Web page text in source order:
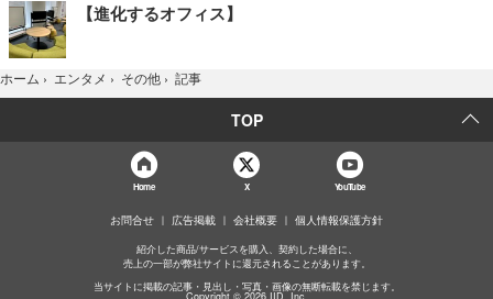
【進化するオフィス】
ホーム › エンタメ › その他 › 記事
TOP
Home X YouTube
お問合せ 広告掲載 会社概要 個人情報保護方針
紹介した商品/サービスを購入、契約した場合に、
売上の一部が弊社サイトに還元されることがあります。
当サイトに掲載の記事・見出し・写真・画像の無断転載を禁じます。